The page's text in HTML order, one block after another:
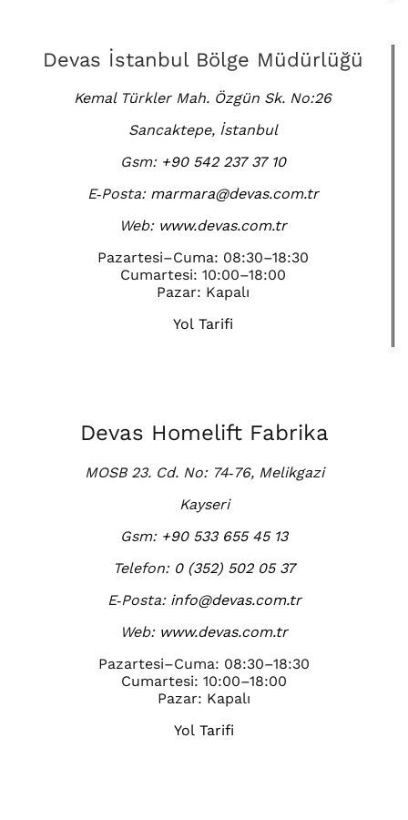
Devas İstanbul Bölge Müdürlüğü
Kemal Türkler Mah. Özgün Sk. No:26
Sancaktepe, İstanbul
Gsm: +90 542 237 37 10
E‑Posta: marmara@devas.com.tr
Web: www.devas.com.tr
Pazartesi–Cuma: 08:30–18:30
Cumartesi: 10:00–18:00
Pazar: Kapalı
Yol Tarifi
Devas Homelift Fabrika
MOSB 23. Cd. No: 74‑76, Melikgazi
Kayseri
Gsm: +90 533 655 45 13
Telefon: 0 (352) 502 05 37
E‑Posta: info@devas.com.tr
Web: www.devas.com.tr
Pazartesi–Cuma: 08:30–18:30
Cumartesi: 10:00–18:00
Pazar: Kapalı
Yol Tarifi